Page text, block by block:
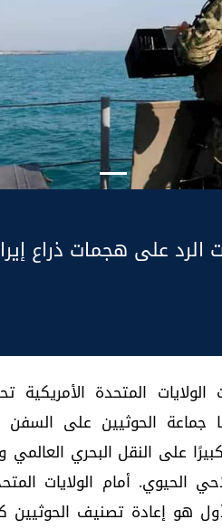
الرد على هجمات ذراع
المتحدة
جماعة الحوثيين على السفن
على النقل البحري
الحيوي. أمام الولايات
هو إعادة تصنيف